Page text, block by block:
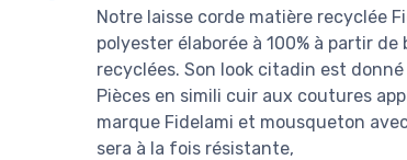
Notre laisse corde matière recyclée
polyester élaborée à 100% à partir
recyclées. Son look citadin est
Pièces en simili cuir aux coutures
marque Fidelami et mousqueton
sera à la fois résistante,